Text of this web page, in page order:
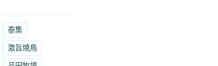
泰集
激旨燒鳥